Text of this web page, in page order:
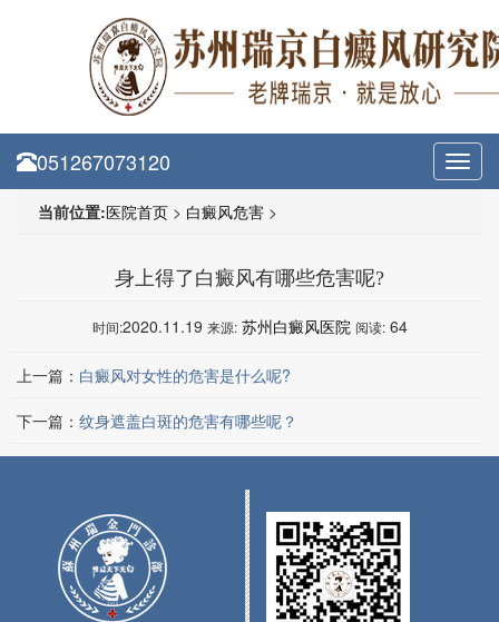
051267073120
当前位置:医院首页 > 白癜风危害 >
身上得了白癜风有哪些危害呢?
时间:2020.11.19 来源: 苏州白癜风医院 阅读: 64
上一篇： 白癜风对女性的危害是什么呢?
下一篇： 纹身遮盖白斑的危害有哪些呢？